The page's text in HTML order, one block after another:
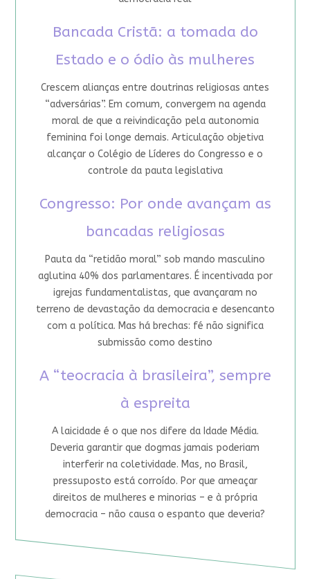
Bancada Cristã: a tomada do
Estado e o ódio às mulheres
Crescem alianças entre doutrinas religiosas antes
“adversárias”. Em comum, convergem na agenda
moral de que a reivindicação pela autonomia
feminina foi longe demais. Articulação objetiva
alcançar o Colégio de Líderes do Congresso e o
controle da pauta legislativa
Congresso: Por onde avançam as
bancadas religiosas
Pauta da “retidão moral” sob mando masculino
aglutina 40% dos parlamentares. É incentivada por
igrejas fundamentalistas, que avançaram no
terreno de devastação da democracia e desencanto
com a política. Mas há brechas: fé não significa
submissão como destino
A “teocracia à brasileira”, sempre
à espreita
A laicidade é o que nos difere da Idade Média.
Deveria garantir que dogmas jamais poderiam
interferir na coletividade. Mas, no Brasil,
pressuposto está corroído. Por que ameaçar
direitos de mulheres e minorias – e à própria
democracia – não causa o espanto que deveria?